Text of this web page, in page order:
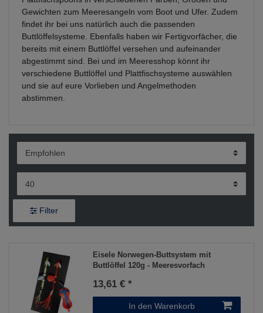
Gewichten zum Meeresangeln vom Boot und Ufer. Zudem
findet ihr bei uns natürlich auch die passenden
Buttlöffelsysteme. Ebenfalls haben wir Fertigvorfächer, die
bereits mit einem Buttlöffel versehen und aufeinander
abgestimmt sind. Bei und im Meeresshop könnt ihr
verschiedene Buttlöffel und Plattfischsysteme auswählen
und sie auf eure Vorlieben und Angelmethoden
abstimmen.
Filter
Eisele Norwegen-Buttsystem mit
Buttlöffel 120g - Meeresvorfach
13,61 € *
In den Warenkorb